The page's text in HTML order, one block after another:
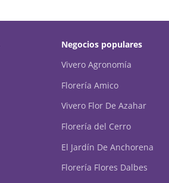
Negocios populares
Vivero Agronomía
Florería Amico
Vivero Flor De Azahar
Florería del Cerro
El Jardín De Anchorena
Florería Flores Dalbes